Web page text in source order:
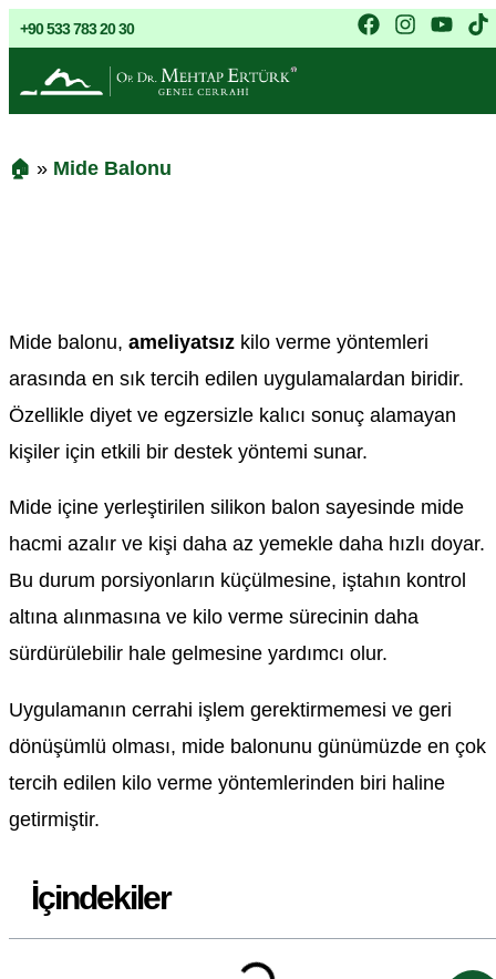
+90 533 783 20 30
🏠 » Mide Balonu
Mide balonu, ameliyatsız kilo verme yöntemleri
arasında en sık tercih edilen uygulamalardan biridir.
Özellikle diyet ve egzersizle kalıcı sonuç alamayan
kişiler için etkili bir destek yöntemi sunar.
Mide içine yerleştirilen silikon balon sayesinde mide
hacmi azalır ve kişi daha az yemekle daha hızlı doyar.
Bu durum porsiyonların küçülmesine, iştahın kontrol
altına alınmasına ve kilo verme sürecinin daha
sürdürülebilir hale gelmesine yardımcı olur.
Uygulamanın cerrahi işlem gerektirmemesi ve geri
dönüşümlü olması, mide balonunu günümüzde en çok
tercih edilen kilo verme yöntemlerinden biri haline
getirmiştir.
İçindekiler